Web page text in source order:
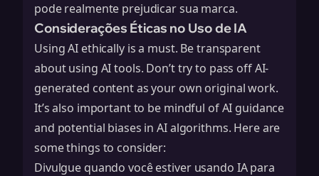
pode realmente prejudicar sua marca.
Considerações Éticas no Uso de IA
Using AI ethically is a must. Be transparent
about using AI tools. Don’t try to pass off AI-
generated content as your own original work.
It’s also important to be mindful ofAI guidance
and potential biases in AI algorithms. Here are
some things to consider:
Divulgue quando você estiver usando IA para